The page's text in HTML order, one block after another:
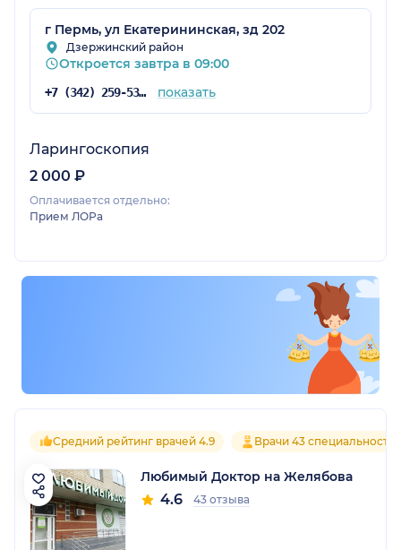
г Пермь, ул Екатерининская, зд 202
Дзержинский район
Откроется завтра в 09:00
+7 (342) 259-53-03 показать
Ларингоскопия
2 000 ₽
Оплачивается отдельно:
Прием ЛОРа
Средний рейтинг врачей 4.9 Врачи 43
Любимый Доктор на Желябова
4.6 43 отзыва